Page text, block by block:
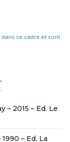
ce cadre et sont
– 2015 – Ed. Le
– Ed. La